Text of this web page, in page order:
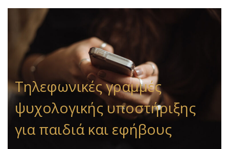
Τηλεφωνικές γραμμές
ψυχολογικής υποστήριξης
για παιδιά και εφήβους